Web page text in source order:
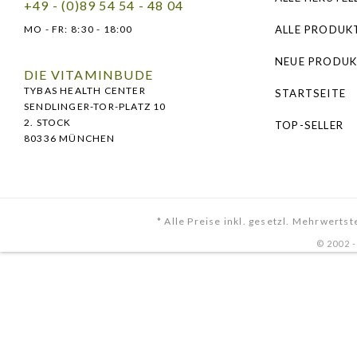
+49 - (0)89 54 54 - 48 04
MO - FR: 8:30 - 18:00
DIE VITAMINBUDE
TYBAS HEALTH CENTER
SENDLINGER-TOR-PLATZ 10
2. STOCK
80336 MÜNCHEN
ALLE
NEUE
STARTSEITE
TOP-SELLER
* Alle Preise inkl. gesetzl.
© 2002